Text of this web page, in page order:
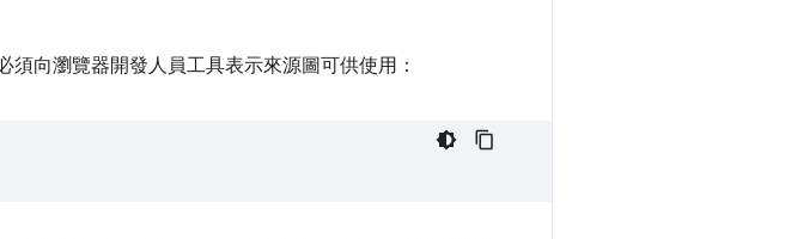
向瀏覽器開發人員工具表示來源圖可供使用：